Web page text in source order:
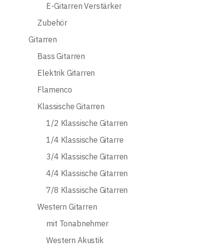
E-Gitarren Verstärker
Zubehör
Gitarren
Bass Gitarren
Elektrik Gitarren
Flamenco
Klassische Gitarren
1/2 Klassische Gitarren
1/4 Klassische Gitarre
3/4 Klassische Gitarren
4/4 Klassische Gitarren
7/8 Klassische Gitarren
Western Gitarren
mit Tonabnehmer
Western Akustik